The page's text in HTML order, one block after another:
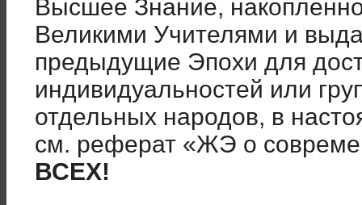
Высшее Знание,
Великими Учителями и
предыдущие Эпохи для
индивидуальностей или
отдельных народов, в
см. реферат «ЖЭ о
ВСЕХ!